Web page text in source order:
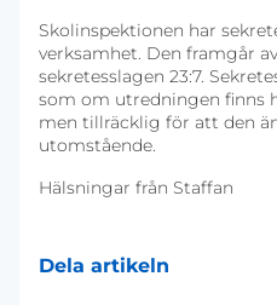
Skolinspektionen har
verksamhet. Den framgår
sekretesslagen 23:7.
som om utredningen finns
men tillräcklig för att den
utomstående.
Hälsningar från Staffan
Dela artikeln